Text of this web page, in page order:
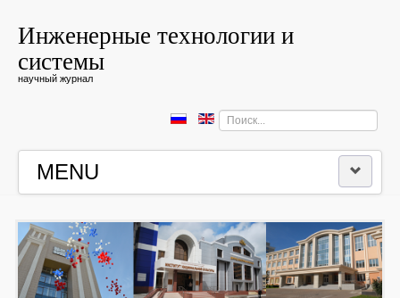
Инженерные технологии и
системы
научный журнал
Искать...
MENU
РЕДКОЛЛЕГИЯ